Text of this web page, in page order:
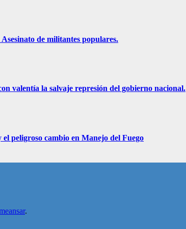
de militantes populares.
valentía la salvaje represión del gobierno nacional.
peligroso cambio en Manejo del Fuego
.